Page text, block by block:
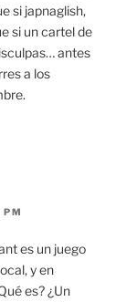
si japnaglish,
si un cartel de
antes
a los
es un juego
y en
es? ¿Un